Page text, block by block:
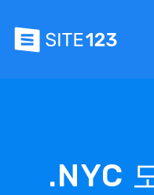
.NYC